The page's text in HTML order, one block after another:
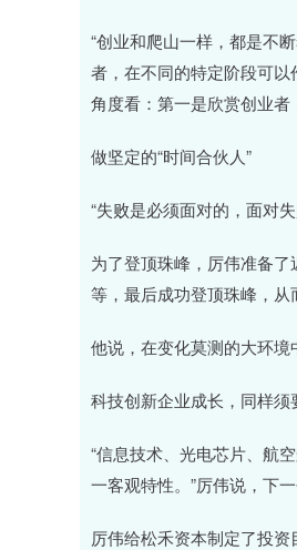
“创业和爬山一样，都是不
者，在不同的特定阶段可
角度看：第一是欣赏创业
做坚定的“时间合伙人”
“失败是必须面对的，面对
为了登顶珠峰，厉伟准备
等，最后成功登顶珠峰，从
他说，在变化莫测的大环境
科技创新企业成长，同样须
“信息技术、光电芯片、航
一客观特性。”厉伟说，下
厉伟给松禾资本制定了投